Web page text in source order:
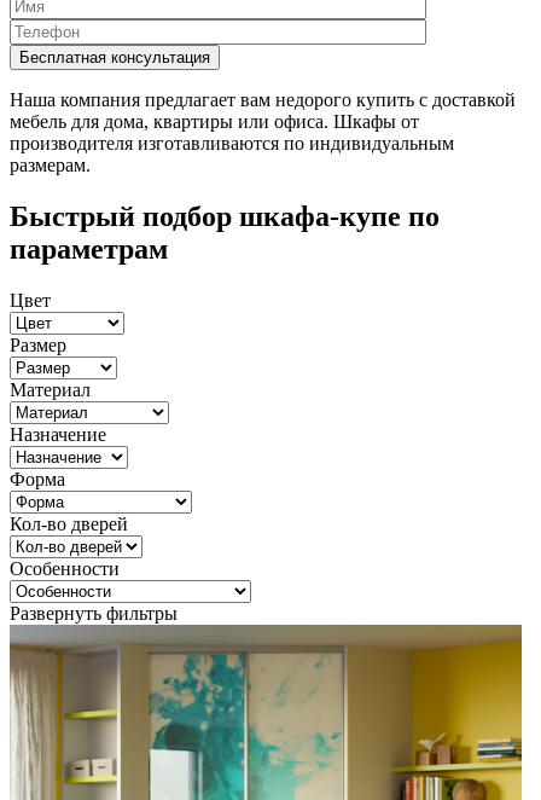
Наша компания предлагает вам недорого купить с доставкой
мебель для дома, квартиры или офиса. Шкафы от
производителя изготавливаются по индивидуальным
размерам.
Быстрый подбор шкафа-купе по
параметрам
Цвет
Размер
Материал
Назначение
Форма
Кол-во дверей
Особенности
Развернуть фильтры